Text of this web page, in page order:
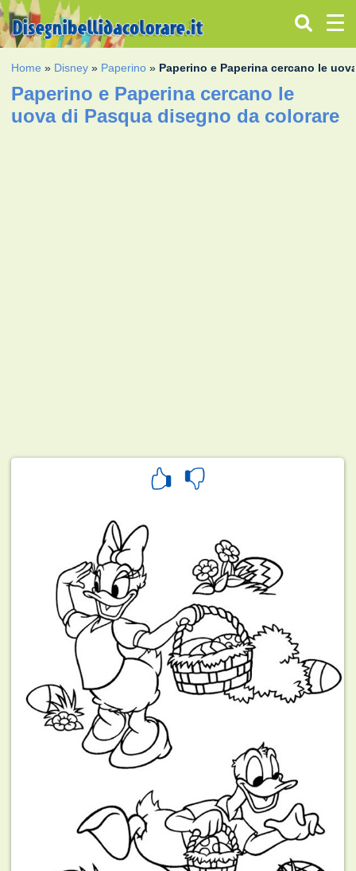
Home » Disney » Paperino » Paperino e Paperina cercano le
Paperino e Paperina cercano le
uova di Pasqua disegno da colorare